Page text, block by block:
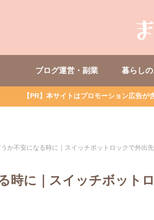
ブログ運営・副業 暮らし
【PR】本サイトはプロモーション広告が
か不安になる時に｜スイッチボットロックで外出
時に｜スイッチボット